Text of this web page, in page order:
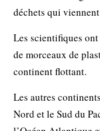
déchets qui
Les scientifiques
de morceaux de
continent flottant.
Les autres
Nord et le Sud du